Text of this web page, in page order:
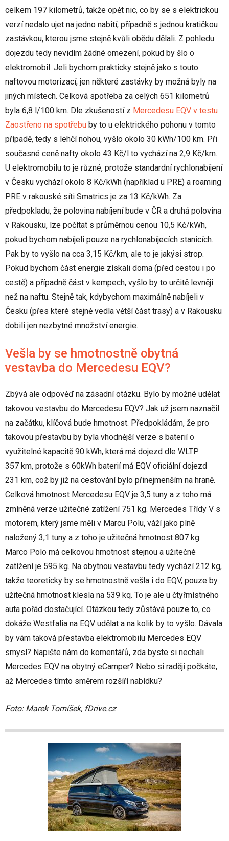
celkem 197 kilometrů, takže opět nic, co by se s elektrickou
verzí nedalo ujet na jedno nabití, případně s jednou kratičkou
zastávkou, kterou jsme stejně kvůli obědu dělali. Z pohledu
dojezdu tedy nevidím žádné omezení, pokud by šlo o
elektromobil. Jeli bychom prakticky stejně jako s touto
naftovou motorizací, jen některé zastávky by možná byly na
jiných místech. Celková spotřeba za celých 651 kilometrů
byla 6,8 l/100 km. Dle zkušeností z Mercedesu EQV v testu
Zaostřeno na spotřebu by to u elektrického pohonu v tomto
případě, tedy s lehčí nohou, vyšlo okolo 30 kWh/100 km. Při
současné ceně nafty okolo 43 Kč/l to vychází na 2,9 Kč/km.
U elektromobilu to je různé, protože standardní rychlonabíjení
v Česku vychází okolo 8 Kč/kWh (například u PRE) a roaming
PRE v rakouské síti Smatrics je za 13 Kč/kWh. Za
předpokladu, že polovina nabíjení bude v ČR a druhá polovina
v Rakousku, lze počítat s průměrnou cenou 10,5 Kč/kWh,
pokud bychom nabíjeli pouze na rychlonabíjecích stanicích.
Pak by to vyšlo na cca 3,15 Kč/km, ale to je jakýsi strop.
Pokud bychom část energie získali doma (před cestou i po
cestě) a případně část v kempech, vyšlo by to určitě levněji
než na naftu. Stejně tak, kdybychom maximálně nabíjeli v
Česku (přes které stejně vedla větší část trasy) a v Rakousku
dobili jen nezbytné množství energie.
Vešla by se hmotnostně obytná
vestavba do Mercedesu EQV?
Zbývá ale odpověď na zásadní otázku. Bylo by možné udělat
takovou vestavbu do Mercedesu EQV? Jak už jsem naznačil
na začátku, klíčová bude hmotnost. Předpokládám, že pro
takovou přestavbu by byla vhodnější verze s baterií o
využitelné kapacitě 90 kWh, která má dojezd dle WLTP
357 km, protože s 60kWh baterií má EQV oficiální dojezd
231 km, což by již na cestování bylo přinejmenším na hraně.
Celková hmotnost Mercedesu EQV je 3,5 tuny a z toho má
zmíněná verze užitečné zatížení 751 kg. Mercedes Třídy V s
motorem, který jsme měli v Marcu Polu, váží jako plně
naložený 3,1 tuny a z toho je užitečná hmotnost 807 kg.
Marco Polo má celkovou hmotnost stejnou a užitečné
zatížení je 595 kg. Na obytnou vestavbu tedy vychází 212 kg,
takže teoreticky by se hmotnostně vešla i do EQV, pouze by
užitečná hmotnost klesla na 539 kq. To je ale u čtyřmístného
auta pořád dostačující. Otázkou tedy zůstává pouze to, co
dokáže Westfalia na EQV udělat a na kolik by to vyšlo. Dávala
by vám taková přestavba elektromobilu Mercedes EQV
smysl? Napište nám do komentářů, zda byste si nechali
Mercedes EQV na obytný eCamper? Nebo si raději počkáte,
až Mercedes tímto směrem rozšíří nabídku?
Foto: Marek Tomíšek, fDrive.cz